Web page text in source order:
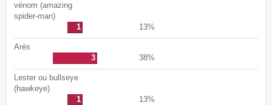
vénom (amazing
spider-man)
1
13%
Arès
3
38%
Lester ou bullseye
(hawkeye)
1
13%